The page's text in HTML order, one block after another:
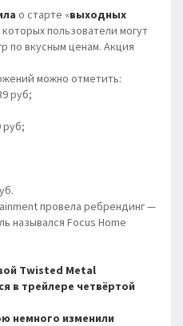
о старте «выходных
пользователи могут
по вкусным ценам. Акция
можно отметить:
руб;
руб;
провела ребрендинг —
назывался Focus Home
Twisted Metal
в трейлере четвёртой
немного изменили